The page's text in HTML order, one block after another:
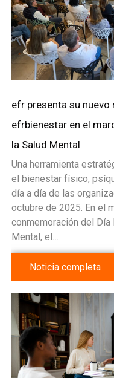
efr presenta su
efrbienestar en el
la Salud Mental
Una herramienta
el bienestar físico,
día a día de las
octubre de 2025. En el
conmemoración del Día
Mental, el…
Noticia completa